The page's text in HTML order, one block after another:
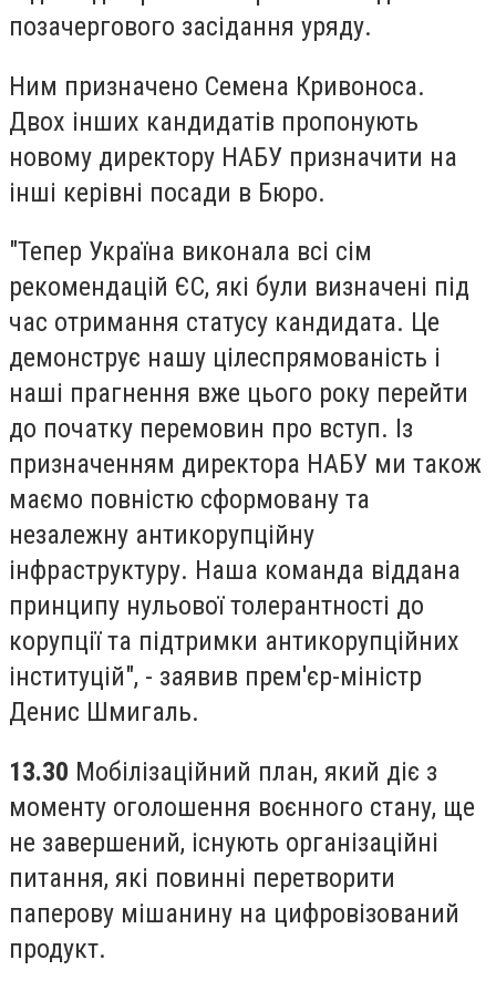
позачергового засідання уряду.
Ним призначено Семена Кривоноса.
Двох інших кандидатів пропонують
новому директору НАБУ призначити на
інші керівні посади в Бюро.
"Тепер Україна виконала всі сім
рекомендацій ЄС, які були визначені під
час отримання статусу кандидата. Це
демонструє нашу цілеспрямованість і
наші прагнення вже цього року перейти
до початку перемовин про вступ. Із
призначенням директора НАБУ ми також
маємо повністю сформовану та
незалежну антикорупційну
інфраструктуру. Наша команда віддана
принципу нульової толерантності до
корупції та підтримки антикорупційних
інституцій", - заявив прем'єр-міністр
Денис Шмигаль.
13.30 Мобілізаційний план, який діє з
моменту оголошення воєнного стану, ще
не завершений, існують організаційні
питання, які повинні перетворити
паперову мішанину на цифровізований
продукт.